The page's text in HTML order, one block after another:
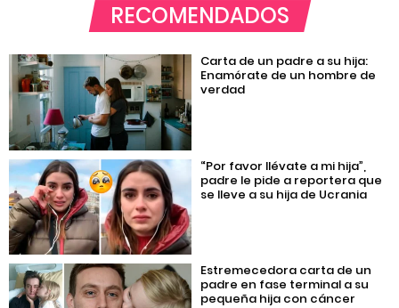
RECOMENDADOS
Carta de un padre a su hija:
Enamórate de un hombre de
verdad
“Por favor llévate a mi hija”,
padre le pide a reportera que
se lleve a su hija de Ucrania
Estremecedora carta de un
padre en fase terminal a su
pequeña hija con cáncer